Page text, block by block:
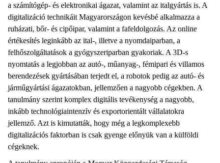
a számítógép- és elektronikai ágazat, valamint az italgyártás is. A
digitalizáció technikáit Magyarországon kevésbé alkalmazza a
ruházati, bőr- és cipőipar, valamint a fafeldolgozás. Az online
értékesítés leginkább az ital-, illetve a nyomdaiparban, a
felhőszolgáltatások a gyógyszeriparban gyakoriak. A 3D-s
nyomtatás a legjobban az autó-, műanyag-, fémipari és villamos
berendezések gyártásában terjedt el, a robotok pedig az autó- és
járműgyártási ágazatokban, jellemzően a nagyobb cégekben. A
tanulmány szerint komplex digitális tevékenység a nagyobb,
inkább technológiaintenzív és exportorientált vállalatokra
jellemző. Azt is kimutatták, hogy még a legkomplexebb
digitalizációs faktorban is csak gyenge előnyük van a külföldi
cégeknek.